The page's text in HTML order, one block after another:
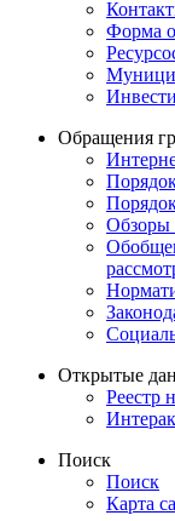
Форма
Обращения
Обзоры
Открытые
Реестр
Поиск
Поиск
Карта